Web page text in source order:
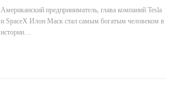
Американский предприниматель, глава компаний Tesla
и SpaceX Илон Маск стал самым богатым человеком в
истории…